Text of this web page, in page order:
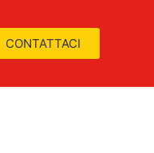
CONTATTACI